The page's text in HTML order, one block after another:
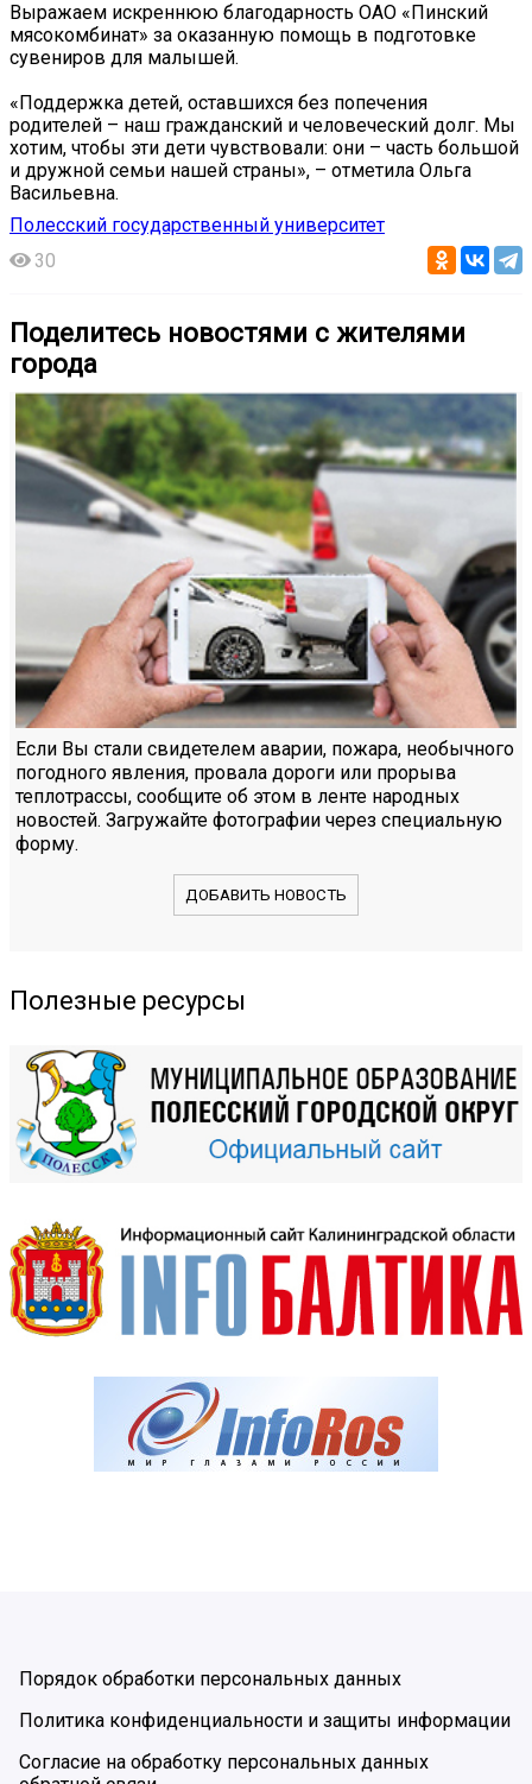
Выражаем искреннюю благодарность ОАО «Пинский
мясокомбинат» за оказанную помощь в подготовке
сувениров для малышей.
«Поддержка детей, оставшихся без попечения
родителей – наш гражданский и человеческий долг. Мы
хотим, чтобы эти дети чувствовали: они – часть большой
и дружной семьи нашей страны», – отметила Ольга
Васильевна.
Полесский государственный университет
30
Поделитесь новостями с жителями
города
Если Вы стали свидетелем аварии, пожара, необычного
погодного явления, провала дороги или прорыва
теплотрассы, сообщите об этом в ленте народных
новостей. Загружайте фотографии через специальную
форму.
ДОБАВИТЬ НОВОСТЬ
Полезные ресурсы
Порядок обработки персональных данных
Политика конфиденциальности и защиты информации
Согласие на обработку персональных данных